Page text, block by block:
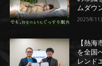
ムダウ
2025年11
【熱
を全国
レンド